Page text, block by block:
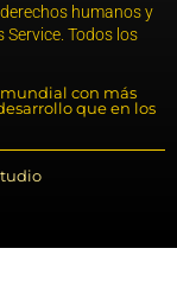
humanos y
Todos los
con más
que en los